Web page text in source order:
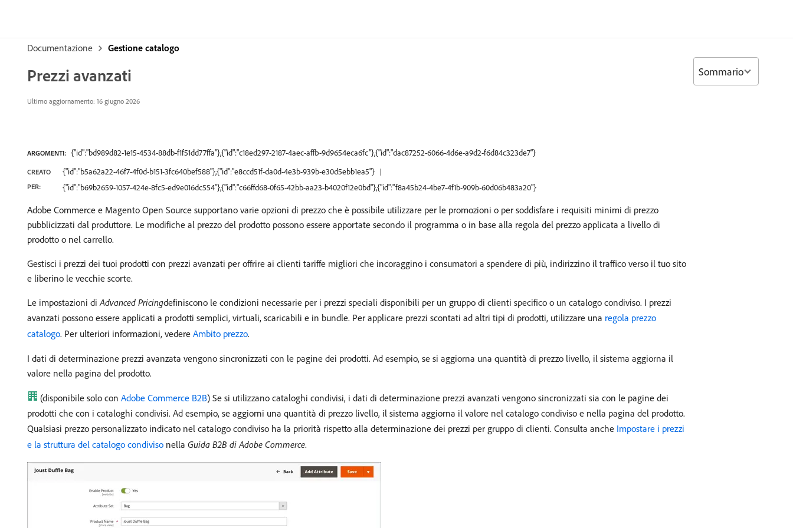
Documentazione Gestione catalogo
Prezzi avanzati
Ultimo aggiornamento: 16 giugno 2026
ARGOMENTI: {"id":"bd989d82-1e15-4534-88db-f1f51dd77ffa"},{"id":"c18ed297-2187-4aec-affb-9d9654eca6fc"},{"id":"dac87252-6066-4d6e-a9d2-f6d84c323de7"}
CREATO
PER:
{"id":"b5a62a22-46f7-4f0d-b151-3fc640bef588"},{"id":"e8ccd51f-da0d-4e3b-939b-e30d5ebb1ea5"}
{"id":"b69b2659-1057-424e-8fc5-ed9e016dc554"},{"id":"c66ffd68-0f65-42bb-aa23-b4020f12e0bd"},{"id":"f8a45b24-4be7-4f1b-909b-60d06b483a20"}
Adobe Commerce e Magento Open Source supportano varie opzioni di prezzo che è possibile utilizzare per le promozioni o per soddisfare i requisiti minimi di prezzo
pubblicizzati dal produttore. Le modifiche al prezzo del prodotto possono essere apportate secondo il programma o in base alla regola del prezzo applicata a livello di
prodotto o nel carrello.
Gestisci i prezzi dei tuoi prodotti con prezzi avanzati per offrire ai clienti tariffe migliori che incoraggino i consumatori a spendere di più, indirizzino il traffico verso il tuo sito
e liberino le vecchie scorte.
Le impostazioni diAdvanced Pricing​definiscono le condizioni necessarie per i prezzi speciali disponibili per un gruppo di clienti specifico o un catalogo condiviso. I prezzi
avanzati possono essere applicati a prodotti semplici, virtuali, scaricabili e in bundle. Per applicare prezzi scontati ad altri tipi di prodotti, utilizzare una regola prezzo
catalogo. Per ulteriori informazioni, vedere Ambito prezzo.
I dati di determinazione prezzi avanzata vengono sincronizzati con le pagine dei prodotti. Ad esempio, se si aggiorna una quantità di prezzo livello, il sistema aggiorna il
valore nella pagina del prodotto.
(disponibile solo con Adobe Commerce B2B) Se si utilizzano cataloghi condivisi, i dati di determinazione prezzi avanzati vengono sincronizzati sia con le pagine dei
prodotti che con i cataloghi condivisi. Ad esempio, se aggiorni una quantità di prezzo livello, il sistema aggiorna il valore nel catalogo condiviso e nella pagina del prodotto.
Qualsiasi prezzo personalizzato indicato nel catalogo condiviso ha la priorità rispetto alla determinazione dei prezzi per gruppo di clienti. Consulta anche Impostare i prezzi
e la struttura del catalogo condiviso nella Guida B2B di Adobe Commerce.
Sommario